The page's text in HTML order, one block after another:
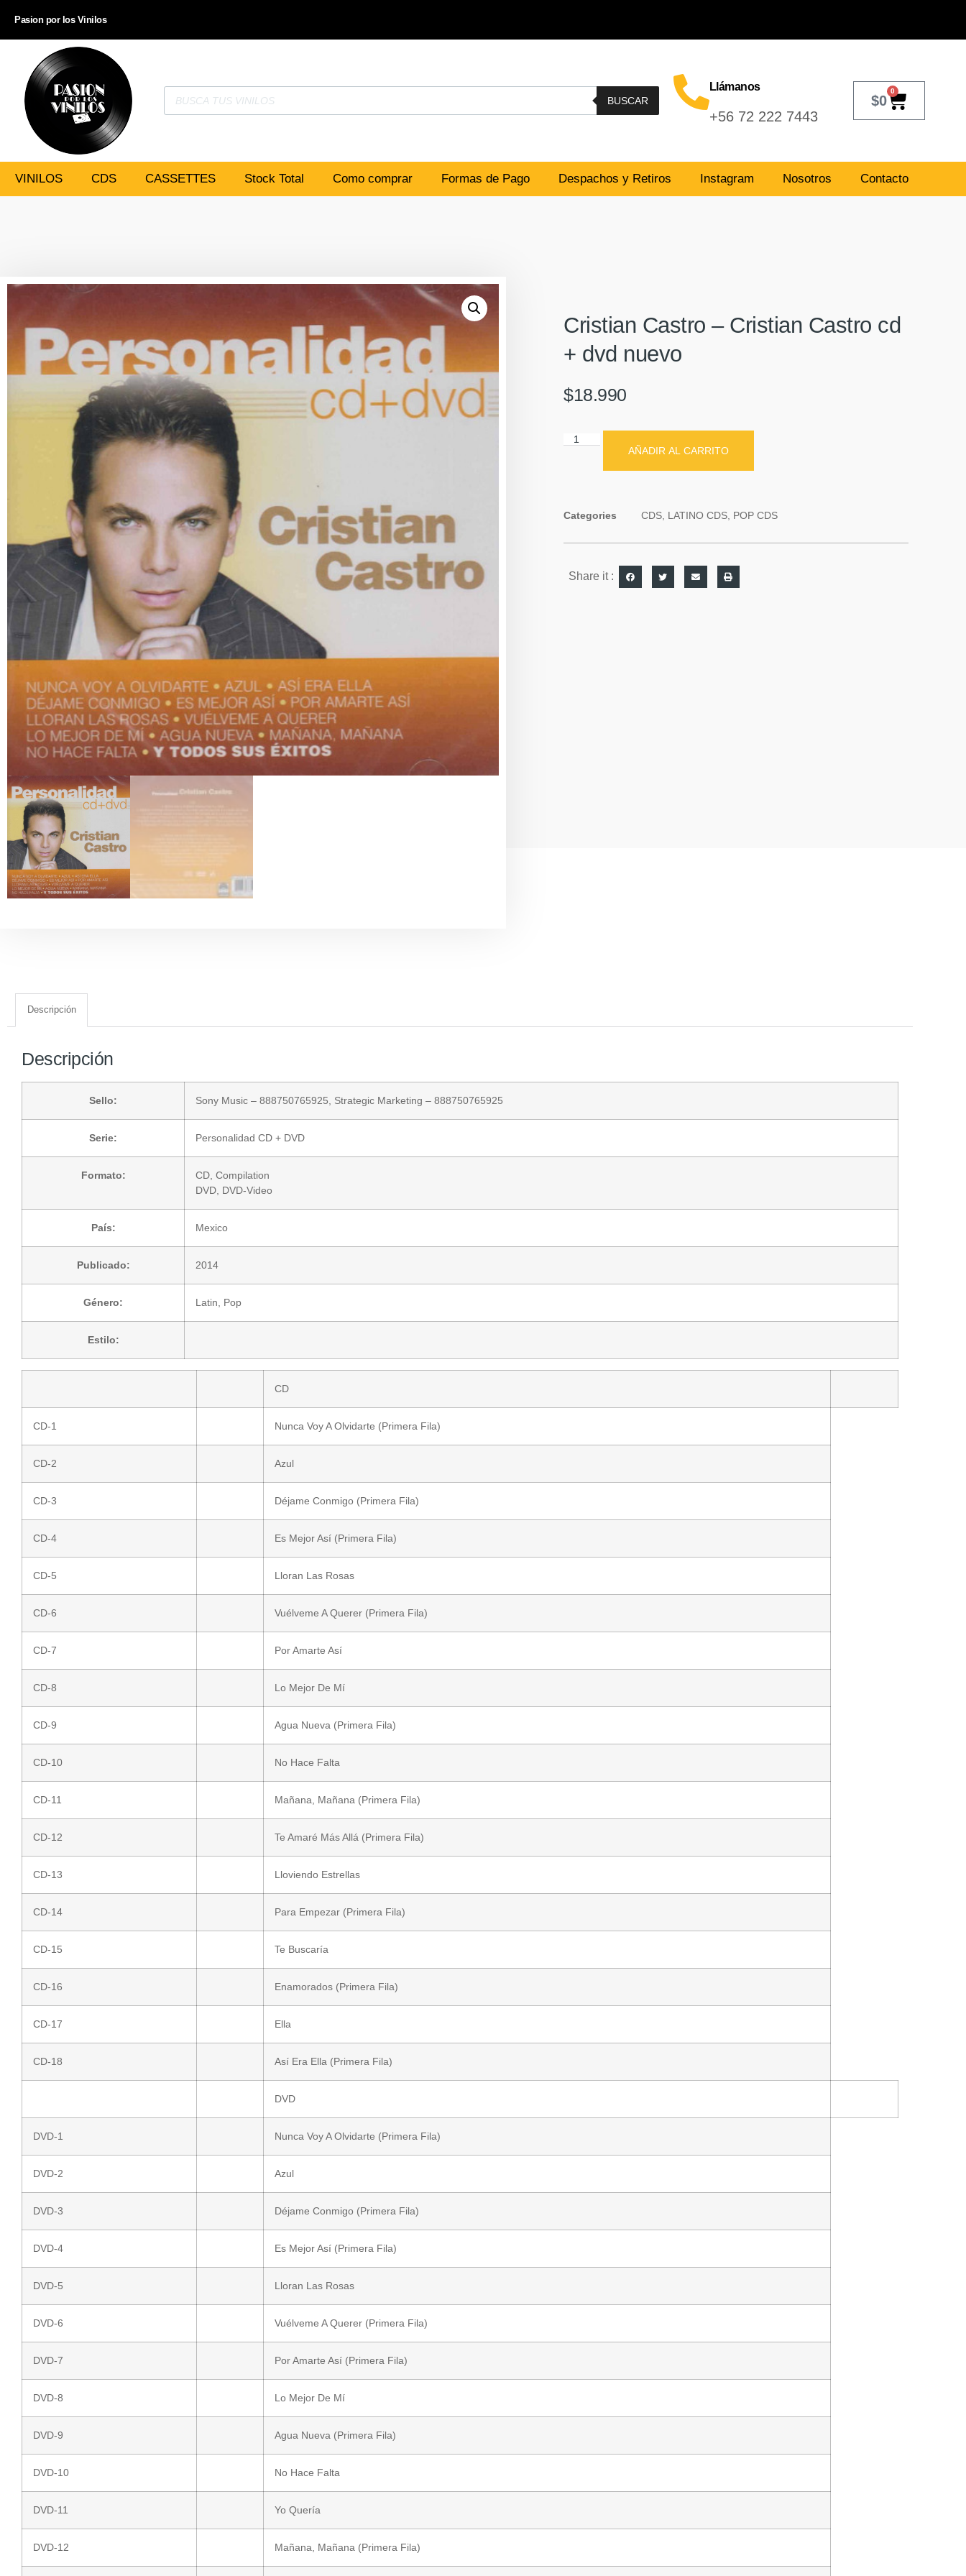
Pasion por los Vinilos
BUSCAR
Llámanos
+56 72 222 7443
$0
0
VINILOS CDS CASSETTES Stock Total Como comprar Formas de Pago Despachos y Retiros Instagram Nosotros Contacto
Cristian Castro – Cristian Castro cd
+ dvd nuevo
$18.990
AÑADIR AL CARRITO
Categories CDS, LATINO CDS, POP CDS
Share it :
Descripción
Descripción
Sello: Sony Music – 888750765925, Strategic Marketing – 888750765925
Serie: Personalidad CD + DVD
Formato: CD , Compilation
DVD , DVD-Video
País: Mexico
Publicado: 2014
Género: Latin Pop
Estilo:
CD
CD-1 Nunca Voy A Olvidarte (Primera Fila)
CD-2 Azul
CD-3 Déjame Conmigo (Primera Fila)
CD-4 Es Mejor Así (Primera Fila)
CD-5 Lloran Las Rosas
CD-6 Vuélveme A Querer (Primera Fila)
CD-7 Por Amarte Así
CD-8 Lo Mejor De Mí
CD-9 Agua Nueva (Primera Fila)
CD-10 No Hace Falta
CD-11 Mañana, Mañana (Primera Fila)
CD-12 Te Amaré Más Allá (Primera Fila)
CD-13 Lloviendo Estrellas
CD-14 Para Empezar (Primera Fila)
CD-15 Te Buscaría
CD-16 Enamorados (Primera Fila)
CD-17 Ella
CD-18 Así Era Ella (Primera Fila)
DVD
DVD-1 Nunca Voy A Olvidarte (Primera Fila)
DVD-2 Azul
DVD-3 Déjame Conmigo (Primera Fila)
DVD-4 Es Mejor Así (Primera Fila)
DVD-5 Lloran Las Rosas
DVD-6 Vuélveme A Querer (Primera Fila)
DVD-7 Por Amarte Así (Primera Fila)
DVD-8 Lo Mejor De Mí
DVD-9 Agua Nueva (Primera Fila)
DVD-10 No Hace Falta
DVD-11 Yo Quería
DVD-12 Mañana, Mañana (Primera Fila)